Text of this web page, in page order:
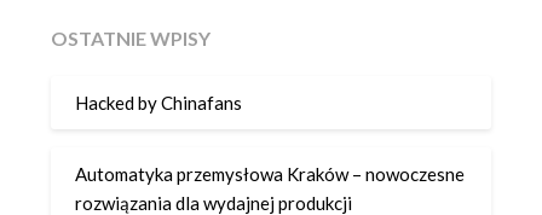
OSTATNIE WPISY
Hacked by Chinafans
Automatyka przemysłowa Kraków – nowoczesne
rozwiązania dla wydajnej produkcji